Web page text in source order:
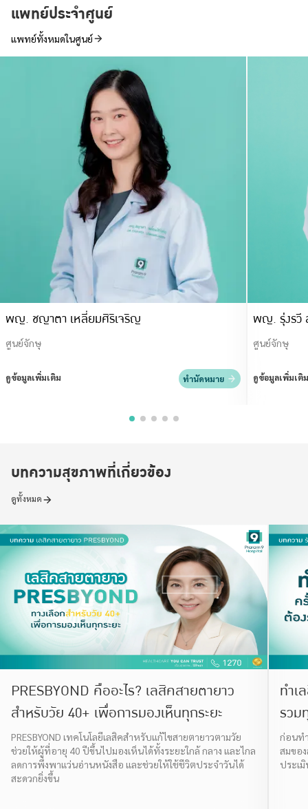
แพทย์ประจำศูนย์
แพทย์ทั้งหมดในศูนย์
พญ. ชญาตา เหลี่ยมศิริเจริญ
ศูนย์จักษุ
ดูข้อมูลเพิ่มเติม ทำนัดหมาย
พญ. รุ่งรวี
ศูนย์จักษุ
ดูข้อมูลเพิ่มเติม
บทความสุขภาพที่เกี่ยวข้อง
ดูทั้งหมด
PRESBYOND คืออะไร? เลสิคสายตายาว
สำหรับวัย 40+ เพื่อการมองเห็นทุกระยะ
PRESBYOND เทคโนโลยีเลสิคสำหรับแก้ไขสายตายาวตามวัย
ช่วยให้ผู้ที่อายุ 40 ปีขึ้นไปมองเห็นได้ทั้งระยะใกล้ กลาง และไกล
ลดการพึ่งพาแว่นอ่านหนังสือ และช่วยให้ใช้ชีวิตประจำวันได้
สะดวกยิ่งขึ้น
ทำเ
รวม
ก่อนท
สมขอ
ประเ